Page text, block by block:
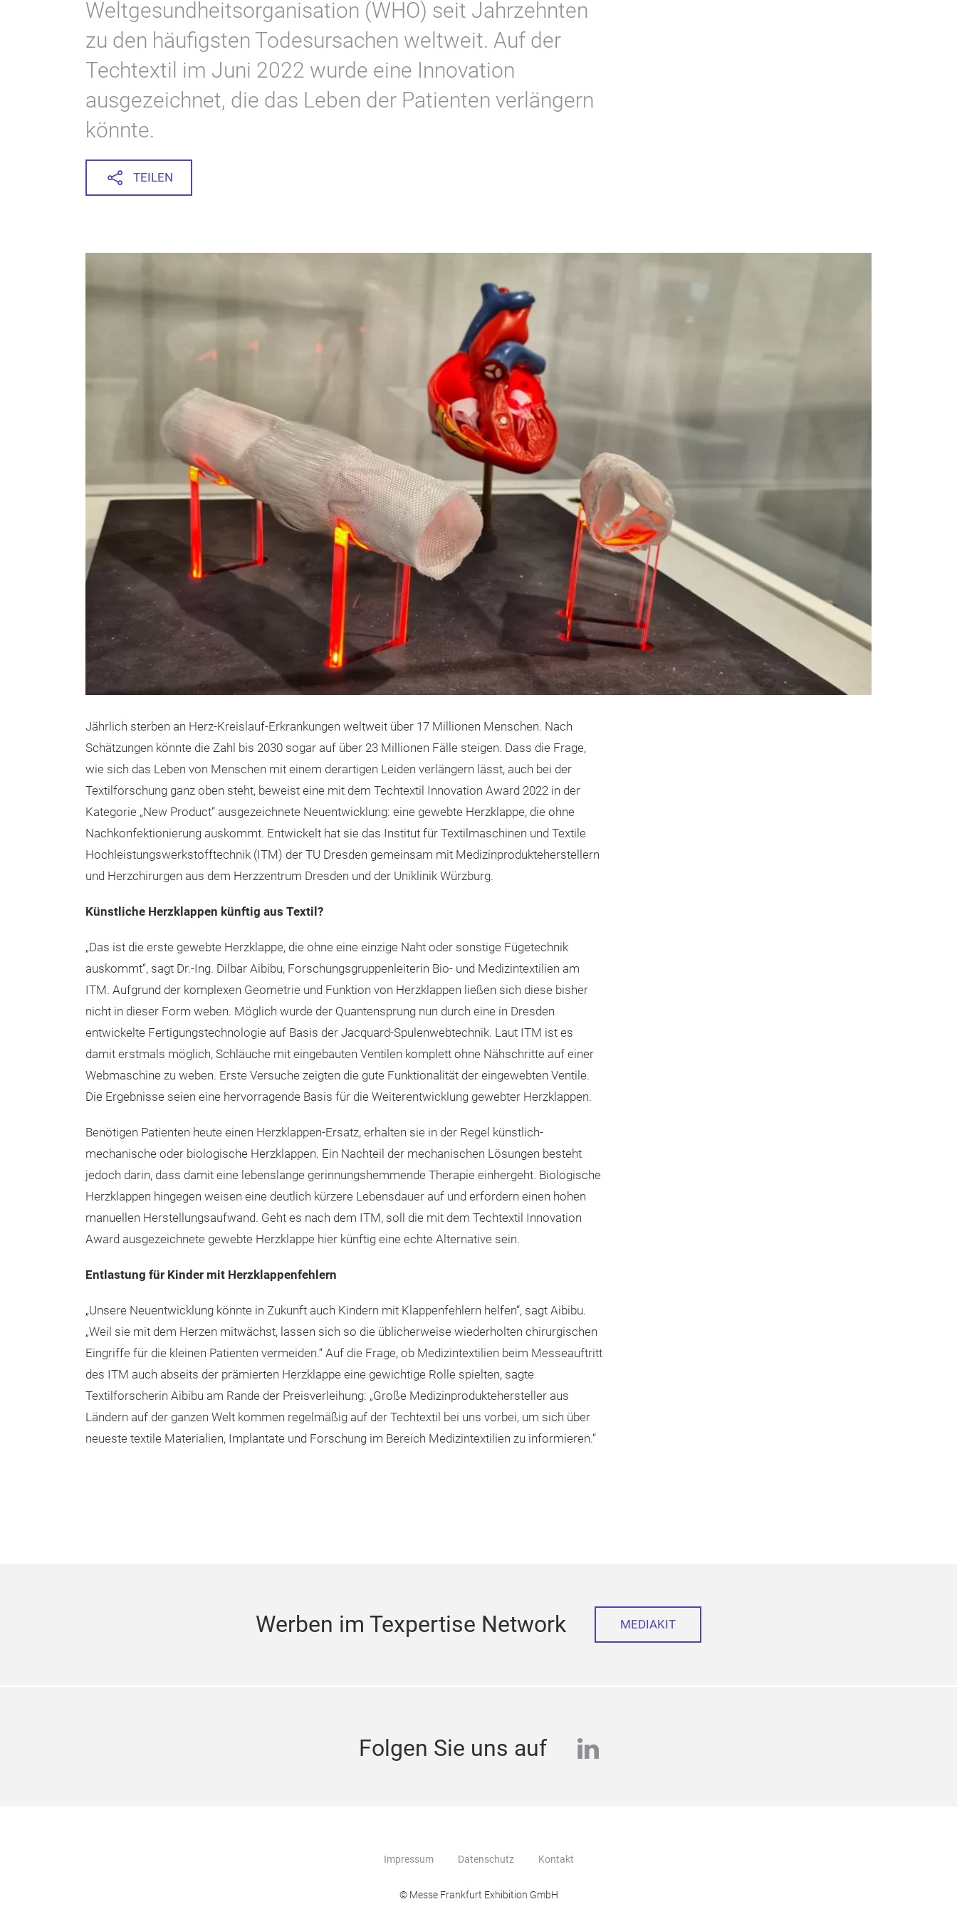
Weltgesundheitsorganisation (WHO) seit Jahrzehnten
zu den häufigsten Todesursachen weltweit. Auf der
Techtextil im Juni 2022 wurde eine Innovation
ausgezeichnet, die das Leben der Patienten verlängern
könnte.
TEILEN
Jährlich sterben an Herz-Kreislauf-Erkrankungen weltweit über 17 Millionen Menschen. Nach
Schätzungen könnte die Zahl bis 2030 sogar auf über 23 Millionen Fälle steigen. Dass die Frage,
wie sich das Leben von Menschen mit einem derartigen Leiden verlängern lässt, auch bei der
Textilforschung ganz oben steht, beweist eine mit dem Techtextil Innovation Award 2022 in der
Kategorie „New Product“ ausgezeichnete Neuentwicklung: eine gewebte Herzklappe, die ohne
Nachkonfektionierung auskommt. Entwickelt hat sie das Institut für Textilmaschinen und Textile
Hochleistungswerkstofftechnik (ITM) der TU Dresden gemeinsam mit Medizinprodukteherstellern
und Herzchirurgen aus dem Herzzentrum Dresden und der Uniklinik Würzburg.
Künstliche Herzklappen künftig aus Textil?
„Das ist die erste gewebte Herzklappe, die ohne eine einzige Naht oder sonstige Fügetechnik
auskommt“, sagt Dr.-Ing. Dilbar Aibibu, Forschungsgruppenleiterin Bio- und Medizintextilien am
ITM. Aufgrund der komplexen Geometrie und Funktion von Herzklappen ließen sich diese bisher
nicht in dieser Form weben. Möglich wurde der Quantensprung nun durch eine in Dresden
entwickelte Fertigungstechnologie auf Basis der Jacquard-Spulenwebtechnik. Laut ITM ist es
damit erstmals möglich, Schläuche mit eingebauten Ventilen komplett ohne Nähschritte auf einer
Webmaschine zu weben. Erste Versuche zeigten die gute Funktionalität der eingewebten Ventile.
Die Ergebnisse seien eine hervorragende Basis für die Weiterentwicklung gewebter Herzklappen.
Benötigen Patienten heute einen Herzklappen-Ersatz, erhalten sie in der Regel künstlich-
mechanische oder biologische Herzklappen. Ein Nachteil der mechanischen Lösungen besteht
jedoch darin, dass damit eine lebenslange gerinnungshemmende Therapie einhergeht. Biologische
Herzklappen hingegen weisen eine deutlich kürzere Lebensdauer auf und erfordern einen hohen
manuellen Herstellungsaufwand. Geht es nach dem ITM, soll die mit dem Techtextil Innovation
Award ausgezeichnete gewebte Herzklappe hier künftig eine echte Alternative sein.
Entlastung für Kinder mit Herzklappenfehlern
„Unsere Neuentwicklung könnte in Zukunft auch Kindern mit Klappenfehlern helfen“, sagt Aibibu.
„Weil sie mit dem Herzen mitwächst, lassen sich so die üblicherweise wiederholten chirurgischen
Eingriffe für die kleinen Patienten vermeiden.“ Auf die Frage, ob Medizintextilien beim Messeauftritt
des ITM auch abseits der prämierten Herzklappe eine gewichtige Rolle spielten, sagte
Textilforscherin Aibibu am Rande der Preisverleihung: „Große Medizinproduktehersteller aus
Ländern auf der ganzen Welt kommen regelmäßig auf der Techtextil bei uns vorbei, um sich über
neueste textile Materialien, Implantate und Forschung im Bereich Medizintextilien zu informieren.“
Werben im Texpertise Network MEDIAKIT
Folgen Sie uns auf linkedin
Impressum Datenschutz Kontakt
© Messe Frankfurt Exhibition GmbH